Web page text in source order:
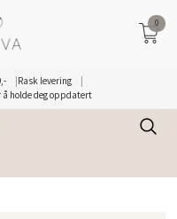
Rask levering
å holde deg oppdatert
0